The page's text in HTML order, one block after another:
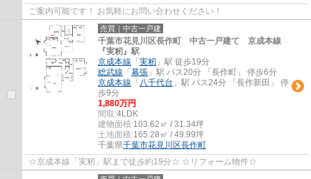
ご案内可能です！ お気軽にお問い合わせください！
売買｜中古一戸建
千葉市花見川区長作町 中古一戸建て 京成本線
『実籾』駅
京成本線 「 実籾 」駅 徒歩19分
総武線 「 幕張 」駅 バス20分 「長作町」 停歩6分
京成本線 「 八千代台 」駅 バス24分 「長作新田」 停
歩9分
1,880万円
間取:4LDK
建物面積:103.62㎡ / 31.34坪
土地面積:165.28㎡ / 49.99坪
千葉県千葉市花見川区長作町
☆京成本線「実籾」駅まで徒歩約19分☆ ☆リフォーム物件☆